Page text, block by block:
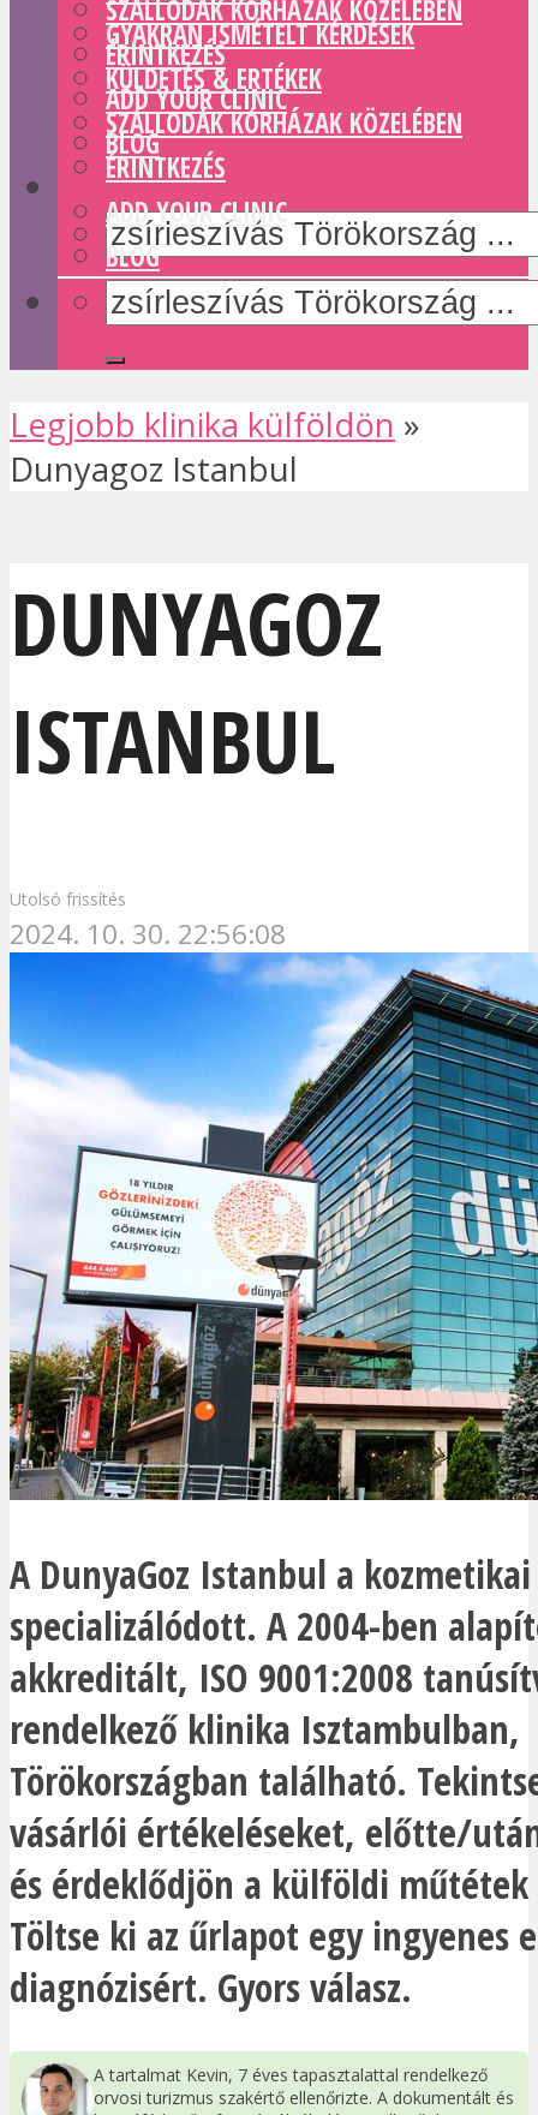
SZÁLLODÁK KÓRHÁZAK KÖZELÉBEN
ÉRINTKEZÉS
ADD YOUR CLINIC
BLOG
GYAKRAN ISMÉTELT KÉRDÉSEK
KÜLDETÉS & ERTÉKEK
SZÁLLODÁK KÓRHÁZAK KÖZELÉBEN
ÉRINTKEZÉS
ADD YOUR CLINIC
BLOG
Legjobb klinika külföldön »
Dunyagoz Istanbul
DUNYAGOZ
ISTANBUL
Utolsó frissítés
2024. 10. 30. 22:56:08
A DunyaGoz Istanbul a
specializálódott. A 2004-ben
akkreditált, ISO 9001:2008
rendelkező klinika Isztambulban,
Törökországban található.
vásárlói értékeléseket, előtte/
és érdeklődjön a külföldi
Töltse ki az űrlapot egy ingyenes
diagnózisért. Gyors válasz.
A tartalmat Kevin, 7 éves tapasztalattal rendelkező
orvosi turizmus szakértő ellenőrizte. A dokumentált és